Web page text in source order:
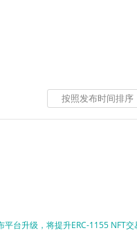
按照发布时间排序
按照发布时间排序